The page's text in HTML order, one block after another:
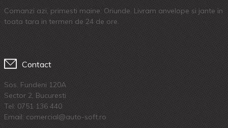
Comanzi azi, primesti maine. Oriunde. Livram anvelope si jante in
toata tara in termen de 24 de ore.
Contact
Sos. Fundeni 120A
Sector 2, Bucuresti
Tel: 0751 136 440
Email: comercial@auto-soft.ro